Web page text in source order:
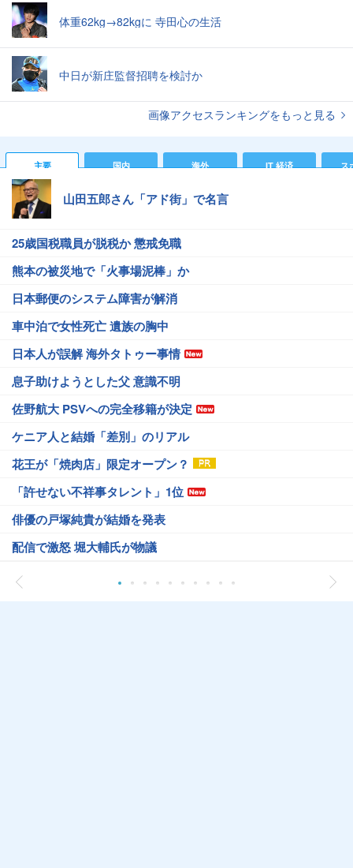
体重62kg→82kgに 寺田心の生活
中日が新庄監督招聘を検討か
画像アクセスランキングをもっと見る
主要 国内 海外 IT 経済 ス
山田五郎さん「アド街」で名言
25歳国税職員が脱税か 懲戒免職
熊本の被災地で「火事場泥棒」か
日本郵便のシステム障害が解消
車中泊で女性死亡 遺族の胸中
日本人が誤解 海外タトゥー事情
息子助けようとした父 意識不明
佐野航大 PSVへの完全移籍が決定
ケニア人と結婚「差別」のリアル
花王が「焼肉店」限定オープン？
「許せない不祥事タレント」1位
俳優の戸塚純貴が結婚を発表
配信で激怒 堀大輔氏が物議